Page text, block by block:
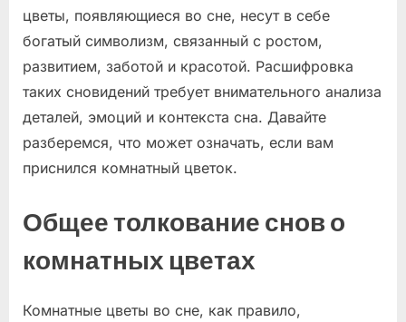
цветы, появляющиеся во сне, несут в себе
богатый символизм, связанный с ростом,
развитием, заботой и красотой. Расшифровка
таких сновидений требует внимательного анализа
деталей, эмоций и контекста сна. Давайте
разберемся, что может означать, если вам
приснился комнатный цветок.
Общее толкование снов о
комнатных цветах
Комнатные цветы во сне, как правило,